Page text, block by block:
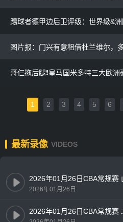
踢球者德甲边后卫评级：世界级&
图片报：门兴有意租借杜兰维尔，
1 2 3 4 5 6
最新录像 VIDEOS
2026年01月26日CBA常规赛
2026年01月26日
2026年01月26日CBA常规赛